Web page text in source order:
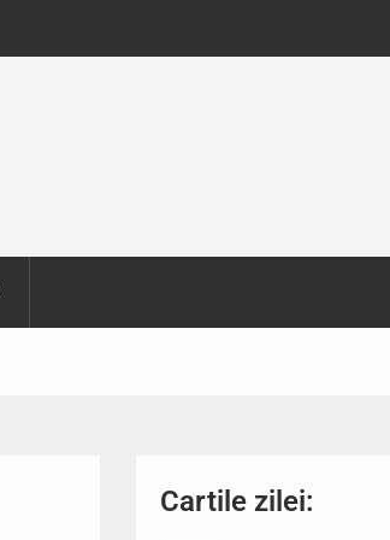
Expoziția Brâncuși
130.000 de vizitatori
Cartile zilei: